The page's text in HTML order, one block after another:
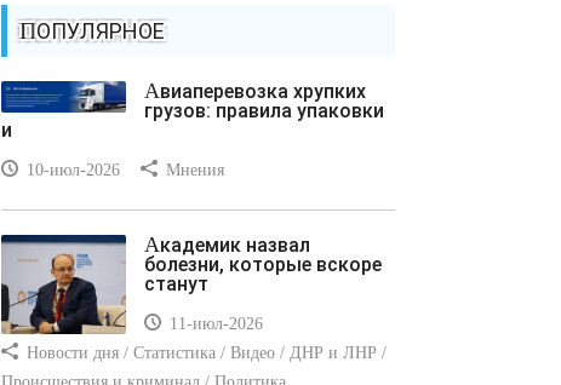
ПОПУЛЯРНОЕ
Авиаперевозка хрупких
грузов: правила упаковки
и
10-июл-2026 Мнения
Академик назвал
болезни, которые вскоре
станут
11-июл-2026
Новости дня / Статистика / Видео / ДНР и ЛНР /